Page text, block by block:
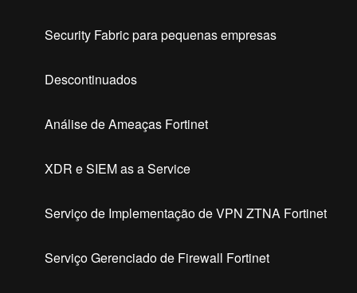
Security Fabric para pequenas empresas
Descontinuados
Análise de Ameaças Fortinet
XDR e SIEM as a Service
Serviço de Implementação de VPN ZTNA Fortinet
Serviço Gerenciado de Firewall Fortinet